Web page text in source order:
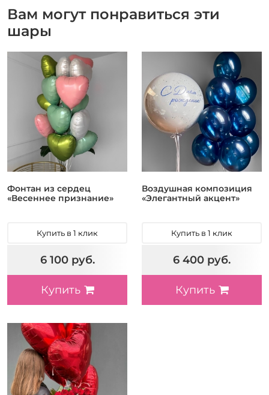
Вам могут понравиться эти
шары
Фонтан из сердец
«Весеннее признание»
Купить в 1 клик
6 100 руб.
Купить
Воздушная композиция
«Элегантный акцент»
Купить в 1 клик
6 400 руб.
Купить